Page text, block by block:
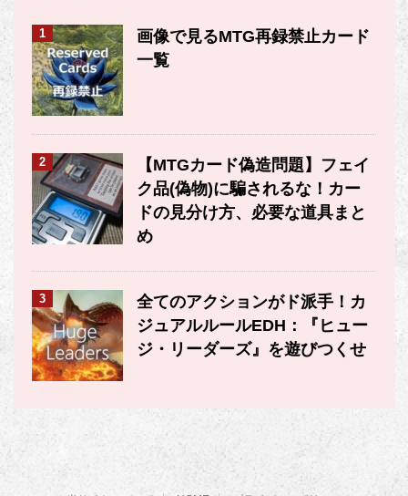
1
画像で見るMTG再録禁止カード
一覧
2
【MTGカード偽造問題】フェイ
ク品(偽物)に騙されるな！カー
ドの見分け方、必要な道具まと
め
3
全てのアクションがド派手！カ
ジュアルルールEDH：『ヒュー
ジ・リーダーズ』を遊びつくせ